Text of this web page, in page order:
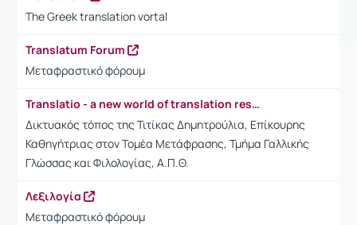
The Greek translation vortal
Translatum Forum
Μεταφραστικό φόρουμ
Translatio - a new world of translation resources
Δικτυακός τόπος της Τιτίκας Δημητρούλια, Επίκουρης
Καθηγήτριας στον Τομέα Μετάφρασης, Τμήμα Γαλλικής
Γλώσσας και Φιλολογίας, Α.Π.Θ.
Λεξιλογία
Μεταφραστικό φόρουμ